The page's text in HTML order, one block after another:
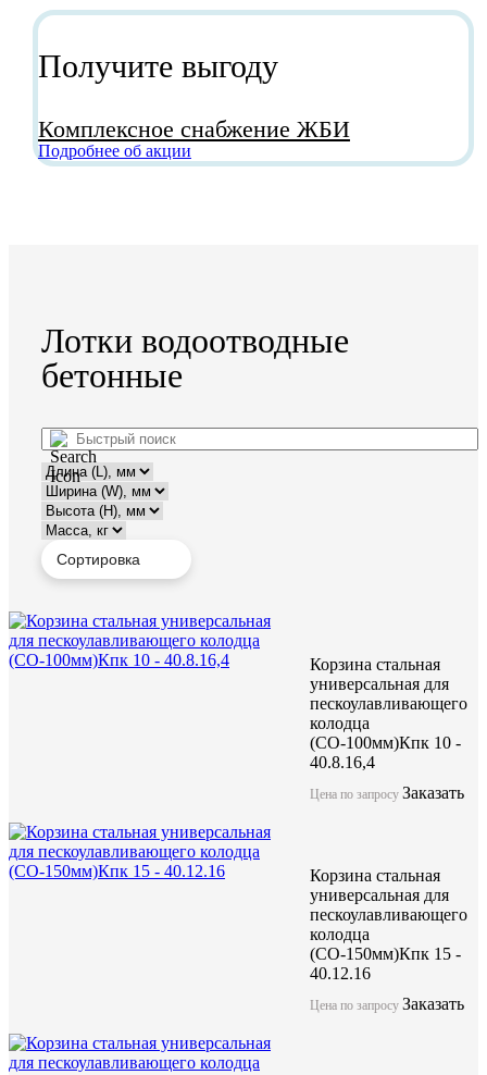
Получите выгоду
Комплексное снабжение ЖБИ
Подробнее об акции
Лотки водоотводные
бетонные
Корзина стальная
универсальная для
пескоулавливающего
колодца
(СО-100мм)Кпк 10 -
40.8.16,4
Цена по запросу Заказать
Корзина стальная
универсальная для
пескоулавливающего
колодца
(СО-150мм)Кпк 15 -
40.12.16
Цена по запросу Заказать